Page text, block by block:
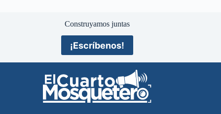
Construyamos juntas
¡Escríbenos!